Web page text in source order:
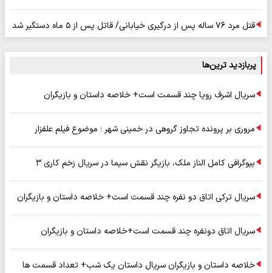
قتل مرد ۷۶ ساله پس از درگیری خیابانی/ قاتل پس از ۵ ماه دستگیر شد
پربازدید ترین‌ها
سریال اشرف رویا چند قسمت است+ خلاصه داستان و بازیگران
مروری بر پرونده تجاوز گروهی در خمینی شهر ؛ موضوع فیلم علفزار
بیوگرافی کامل الناز ملک، بازیگر نقش سیما در سریال زخم کاری ۳
سریال ترکی اتاق دو نفره چند قسمت است+ خلاصه داستان و بازیگران
سریال اتاق دونفره چند قسمت است+خلاصه داستان و بازیگران
خلاصه داستان و بازیگران سریال داستان یک شب+ تعداد قسمت ها